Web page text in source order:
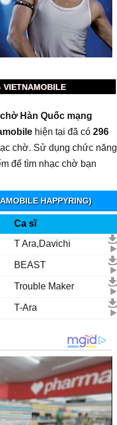
VIETNAMOBILE
Hàn Quốc mạng
hiện tại đã có 296
chờ. Sử dụng chức năng
để tìm nhạc chờ bạn
HAPPYRING)
Ca sĩ
T Ara,Davichi
BEAST
Trouble Maker
T-Ara